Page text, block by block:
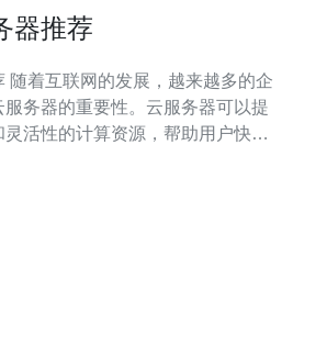
器推荐
务器的重要性。云服务器可以提
活性的计算资源，帮助用户快速